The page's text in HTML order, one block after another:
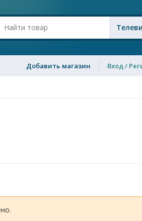
Добавить магазин Вход /